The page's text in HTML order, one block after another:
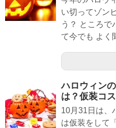
い切ってゾン
う？ ところで
て今でも よく
ハロウィン
は？仮装コ
10月31日は、
は仮装をして